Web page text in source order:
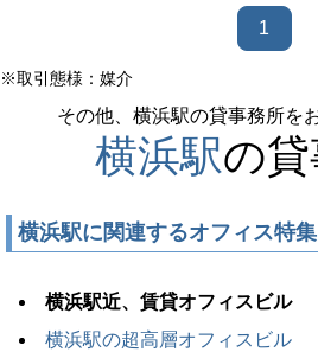
1
※取引態様：媒介
その他、横浜駅の貸事務所を
横浜駅の
横浜駅に関連するオフィス特集
横浜駅近、賃貸オフィスビル
横浜駅の超高層オフィスビル